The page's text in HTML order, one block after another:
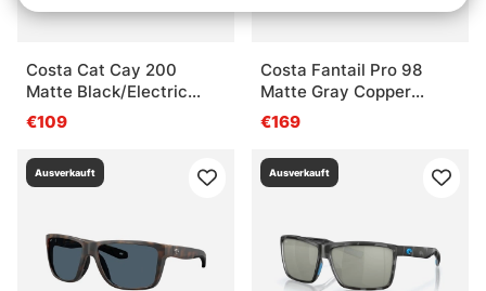
Costa Cat Cay 200
Matte Black/Electric
Green Gray Silver Mirror
58
€109
Costa Fantail Pro 98
Matte Gray Copper
Silver Mirror 580G
€169
Ausverkauft Ausverkauft